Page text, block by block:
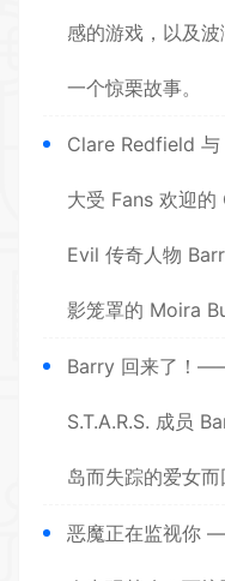
感的游戏，以及
一个惊栗故事。
Clare Redfield
大受 Fans 欢迎
Evil 传奇人物
影笼罩的 Moira
Barry 回来了！
S.T.A.R.S. 成员
岛而失踪的爱女而
恶魔正在监视你